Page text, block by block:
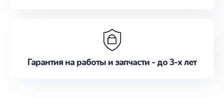
Гарантия на работы и запчасти - до 3-х лет